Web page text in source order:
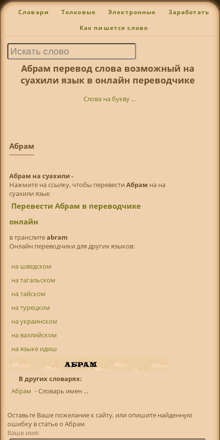
Словари Толковые Электронные Заработать
Как пишется слово
Абрам перевод слова возможный на
суахили язык в онлайн переводчике
Слова на букву ...
Абрам
Абрам на суахили -
Нажмите на ссылку, чтобы перевести Абрам на на
суахили язык
Перевести Абрам в переводчике
онлайн
в транслитeabram
Онлайн переводчики для других языков:
на шведском
на тагальском
на тайском
на турецком
на украинском
на валлийском
на языке идиш
В других словарях:
Абрам - Словарь имен ...
Оставьте Ваше пожелание к сайту, или опишите найденную
ошибку в статье о Абрам
Ваше имя: